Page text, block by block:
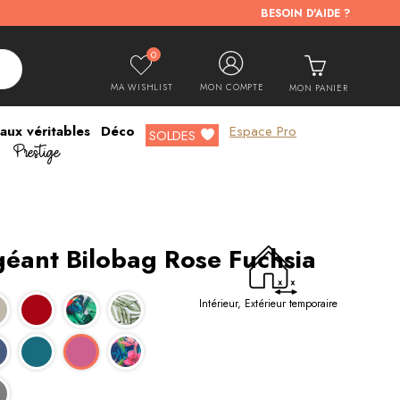
BESOIN D'AIDE ?
MON PANIER
0
MA WISHLIST MON COMPTE
véritables
Prestige Déco SOLDES Espace Pro
Bilobag Rose Fuchsia
Intérieur, Extérieur temporaire